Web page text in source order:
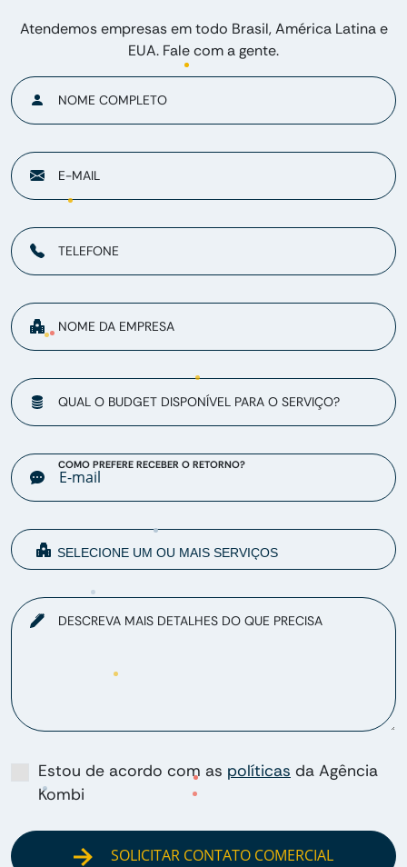
Atendemos empresas em todo Brasil, América Latina e
EUA. Fale com a gente.
NOME COMPLETO
E-MAIL
TELEFONE
NOME DA EMPRESA
QUAL O BUDGET DISPONÍVEL PARA O SERVIÇO?
COMO PREFERE RECEBER O RETORNO?
DESCREVA MAIS DETALHES DO QUE PRECISA
Estou de acordo com as políticas da Agência
Kombi
SOLICITAR CONTATO COMERCIAL